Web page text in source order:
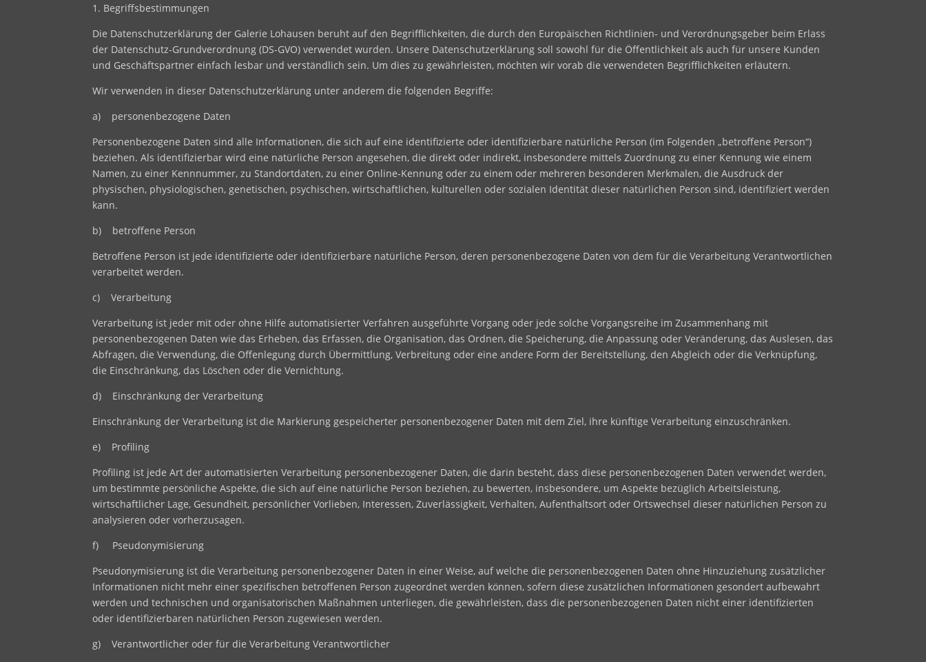
1. Begriffsbestimmungen
Die Datenschutzerklärung der Galerie Lohausen beruht auf den Begrifflichkeiten, die durch den Europäischen Richtlinien- und Verordnungsgeber beim Erlass
der Datenschutz-Grundverordnung (DS-GVO) verwendet wurden. Unsere Datenschutzerklärung soll sowohl für die Öffentlichkeit als auch für unsere Kunden
und Geschäftspartner einfach lesbar und verständlich sein. Um dies zu gewährleisten, möchten wir vorab die verwendeten Begrifflichkeiten erläutern.
Wir verwenden in dieser Datenschutzerklärung unter anderem die folgenden Begriffe:
a) personenbezogene Daten
Personenbezogene Daten sind alle Informationen, die sich auf eine identifizierte oder identifizierbare natürliche Person (im Folgenden „betroffene Person“)
beziehen. Als identifizierbar wird eine natürliche Person angesehen, die direkt oder indirekt, insbesondere mittels Zuordnung zu einer Kennung wie einem
Namen, zu einer Kennnummer, zu Standortdaten, zu einer Online-Kennung oder zu einem oder mehreren besonderen Merkmalen, die Ausdruck der
physischen, physiologischen, genetischen, psychischen, wirtschaftlichen, kulturellen oder sozialen Identität dieser natürlichen Person sind, identifiziert werden
kann.
b) betroffene Person
Betroffene Person ist jede identifizierte oder identifizierbare natürliche Person, deren personenbezogene Daten von dem für die Verarbeitung Verantwortlichen
verarbeitet werden.
c) Verarbeitung
Verarbeitung ist jeder mit oder ohne Hilfe automatisierter Verfahren ausgeführte Vorgang oder jede solche Vorgangsreihe im Zusammenhang mit
personenbezogenen Daten wie das Erheben, das Erfassen, die Organisation, das Ordnen, die Speicherung, die Anpassung oder Veränderung, das Auslesen, das
Abfragen, die Verwendung, die Offenlegung durch Übermittlung, Verbreitung oder eine andere Form der Bereitstellung, den Abgleich oder die Verknüpfung,
die Einschränkung, das Löschen oder die Vernichtung.
d) Einschränkung der Verarbeitung
Einschränkung der Verarbeitung ist die Markierung gespeicherter personenbezogener Daten mit dem Ziel, ihre künftige Verarbeitung einzuschränken.
e) Profiling
Profiling ist jede Art der automatisierten Verarbeitung personenbezogener Daten, die darin besteht, dass diese personenbezogenen Daten verwendet werden,
um bestimmte persönliche Aspekte, die sich auf eine natürliche Person beziehen, zu bewerten, insbesondere, um Aspekte bezüglich Arbeitsleistung,
wirtschaftlicher Lage, Gesundheit, persönlicher Vorlieben, Interessen, Zuverlässigkeit, Verhalten, Aufenthaltsort oder Ortswechsel dieser natürlichen Person zu
analysieren oder vorherzusagen.
f) Pseudonymisierung
Pseudonymisierung ist die Verarbeitung personenbezogener Daten in einer Weise, auf welche die personenbezogenen Daten ohne Hinzuziehung zusätzlicher
Informationen nicht mehr einer spezifischen betroffenen Person zugeordnet werden können, sofern diese zusätzlichen Informationen gesondert aufbewahrt
werden und technischen und organisatorischen Maßnahmen unterliegen, die gewährleisten, dass die personenbezogenen Daten nicht einer identifizierten
oder identifizierbaren natürlichen Person zugewiesen werden.
g) Verantwortlicher oder für die Verarbeitung Verantwortlicher